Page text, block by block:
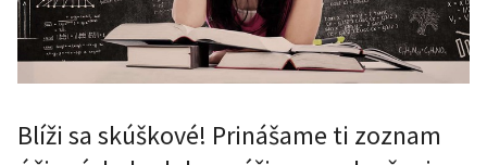
Blíži sa skúškové! Prinášame ti zoznam